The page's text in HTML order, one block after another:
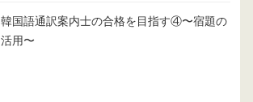
韓国語通訳案内士の合格を目指す④〜宿題の
活用〜